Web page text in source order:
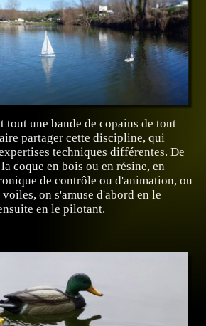
tout une bande de copains de tout
partager cette discipline, qui
techniques différentes. De
coque en bois ou en résine, en
de contrôle ou d'animation, ou
on s'amuse d'abord en le
en le pilotant.